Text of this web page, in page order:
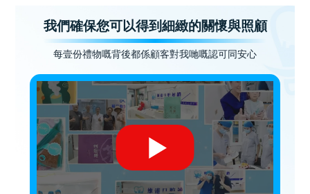
我們確保您可以得到細緻的關懷與照顧
每壹份禮物嘅背後都係顧客對我哋嘅認可同安心